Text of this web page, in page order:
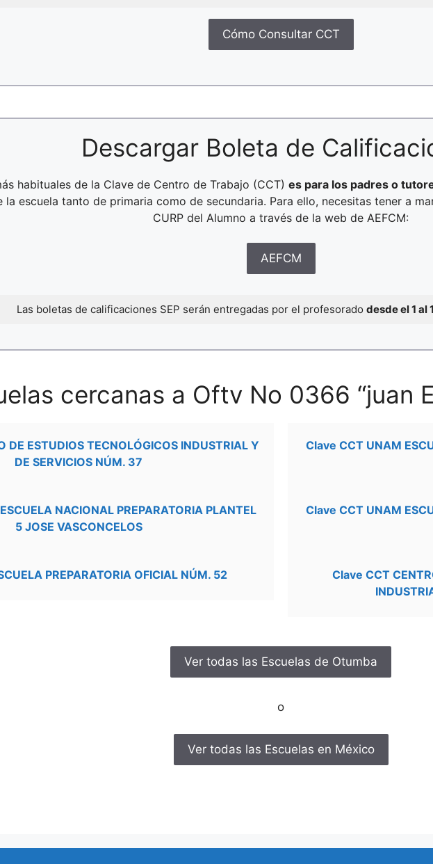
Cómo Consultar CCT
Descargar Boleta de
habituales de la Clave de Centro de Trabajo (CCT) es para los padres o
la escuela tanto de primaria como de secundaria. Para ello, necesitas tener a
CURP del Alumno a través de la web de AEFCM:
AEFCM
Las boletas de calificaciones SEP serán entregadas por el profesorado desde el 1 al
cercanas a Oftv No 0366 “juan
DE ESTUDIOS TECNOLÓGICOS INDUSTRIAL Y
DE SERVICIOS NÚM. 37
Clave CCT UNAM
NACIONAL PREPARATORIA PLANTEL
5 JOSE VASCONCELOS
Clave CCT UNAM
PREPARATORIA OFICIAL NÚM. 52
Clave CCT
Ver todas las Escuelas de Otumba
o
Ver todas las Escuelas en México